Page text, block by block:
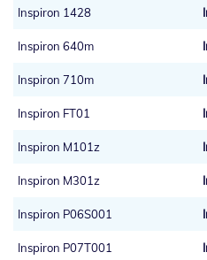
Inspiron 1428
Inspiron 640m
Inspiron 710m
Inspiron FT01
Inspiron M101z
Inspiron M301z
Inspiron P06S001
Inspiron P07T001